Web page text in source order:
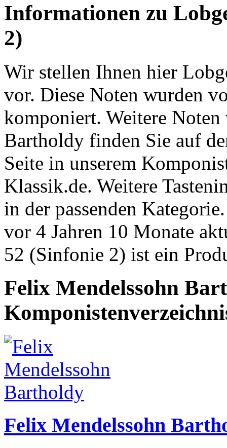
Informationen zu
2)
Wir stellen Ihnen hier
vor. Diese Noten wurden
komponiert. Weitere
Bartholdy finden Sie auf
Seite in unserem
Klassik.de. Weitere
in der passenden
vor 4 Jahren 10 Monate
52 (Sinfonie 2) ist ein
Felix Mendelssohn
Felix Mendelssohn